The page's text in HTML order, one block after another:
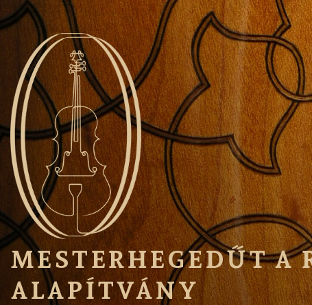
MESTERHEGEDŰT A
ALAPÍTVÁNY